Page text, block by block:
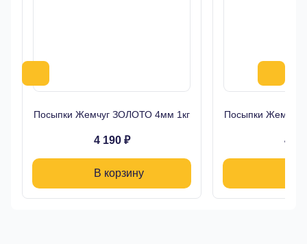
Посыпки Жемчуг ЗОЛОТО 4мм 1кг
4 190 ₽
В корзину
Посыпки Жемчуг
4